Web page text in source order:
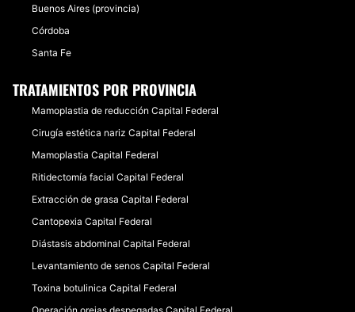
Buenos Aires (provincia)
Córdoba
Santa Fe
TRATAMIENTOS POR PROVINCIA
Mamoplastia de reducción Capital Federal
Cirugía estética nariz Capital Federal
Mamoplastia Capital Federal
Ritidectomía facial Capital Federal
Extracción de grasa Capital Federal
Cantopexia Capital Federal
Diástasis abdominal Capital Federal
Levantamiento de senos Capital Federal
Toxina botulinica Capital Federal